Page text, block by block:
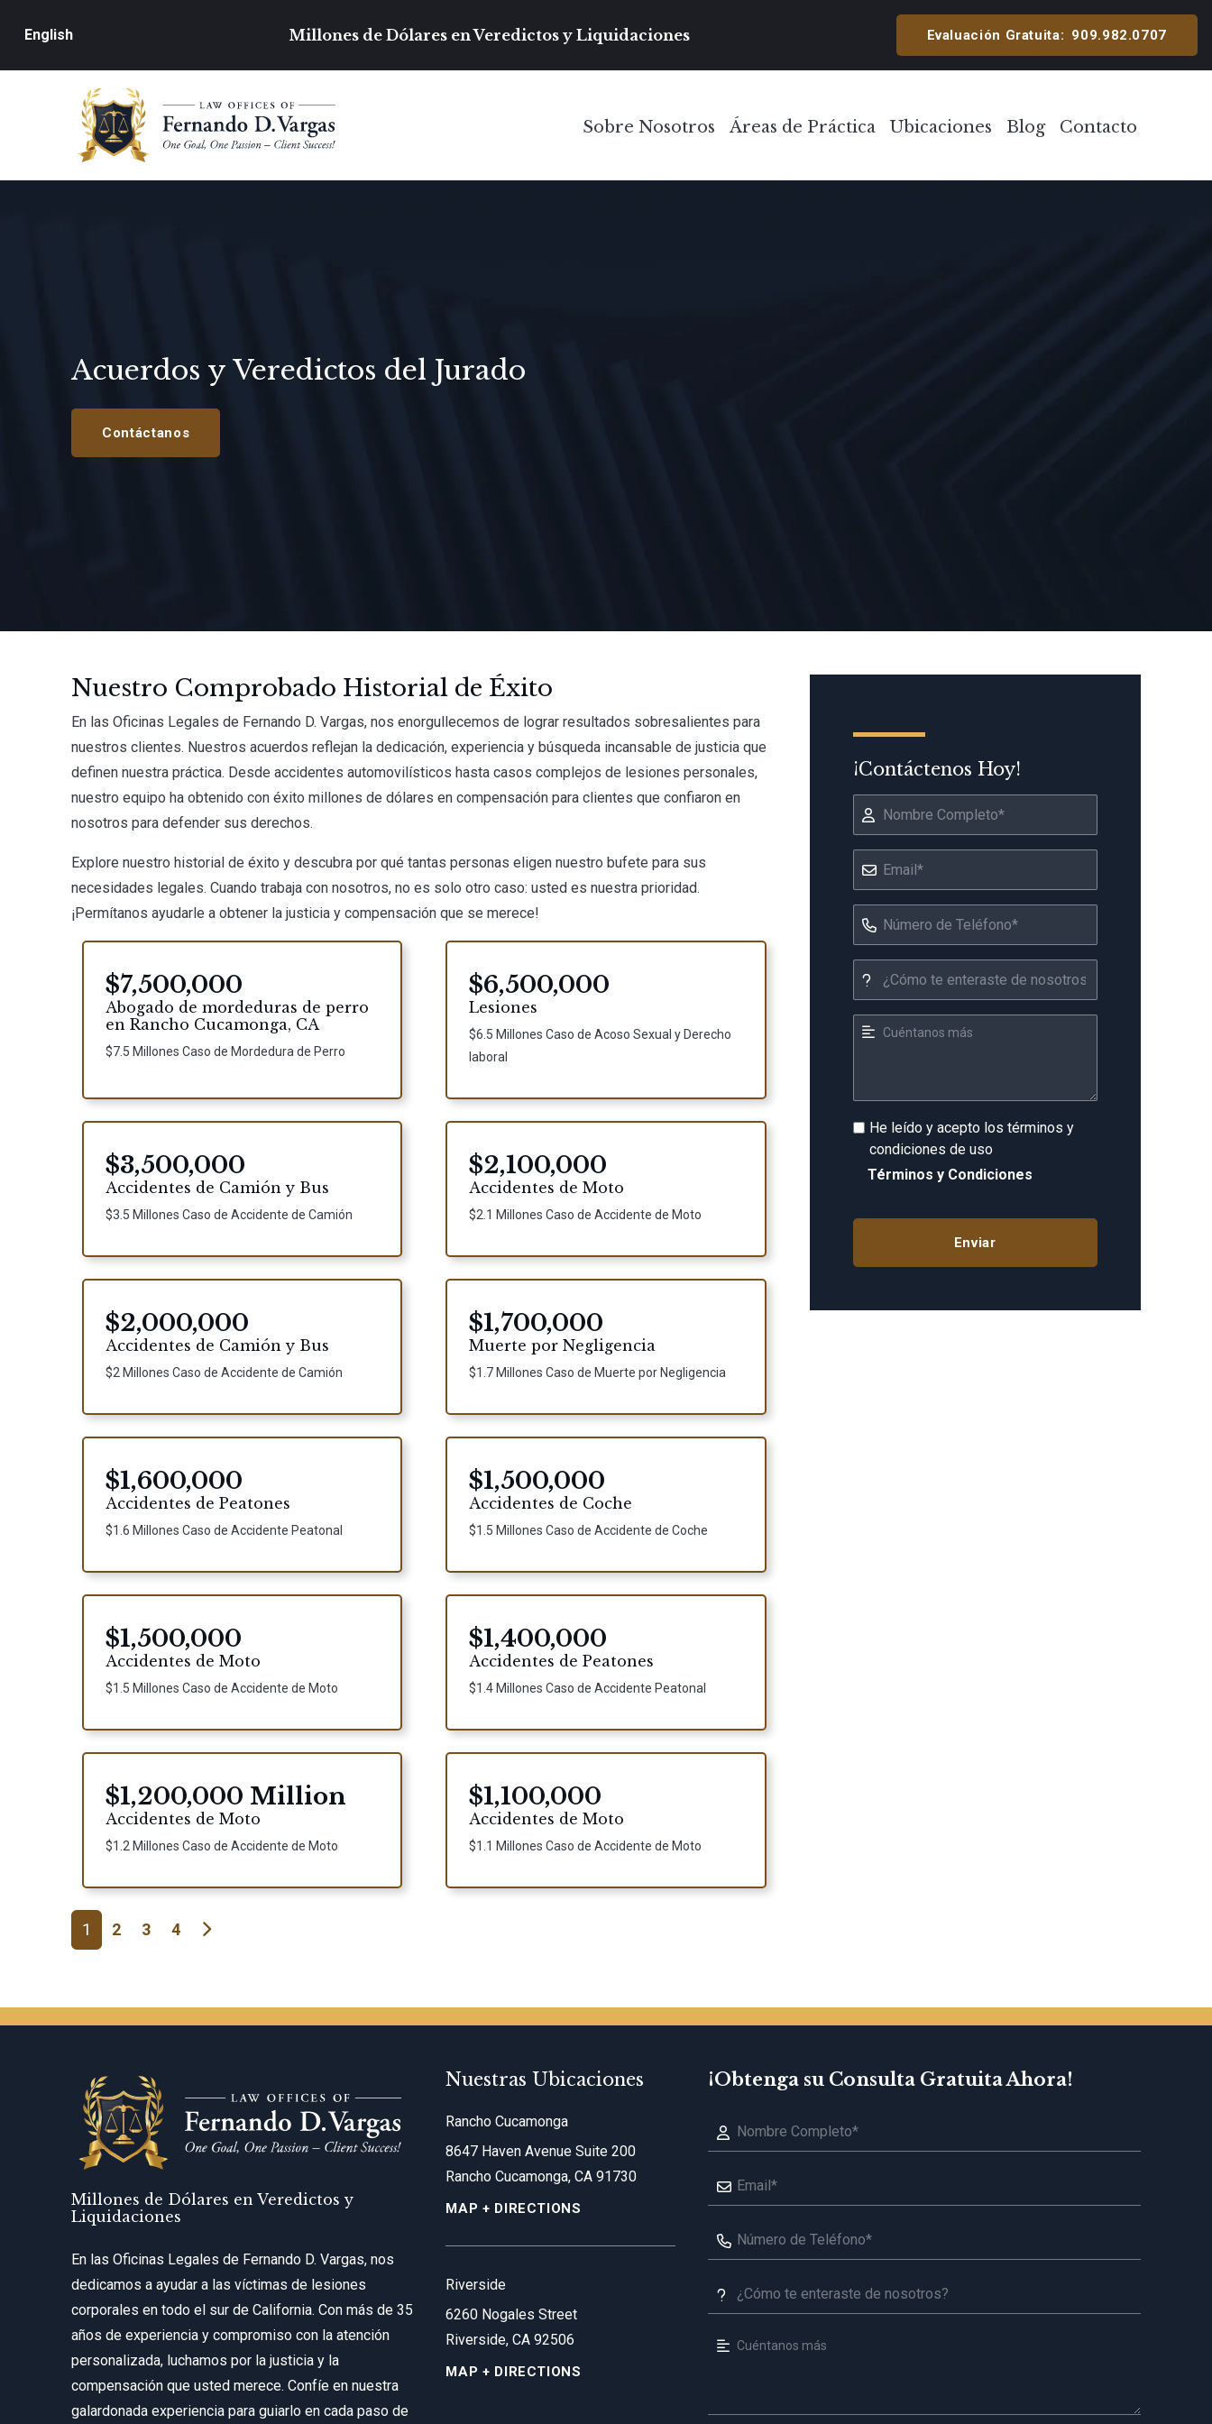
English Millones de Dólares en Veredictos y Liquidaciones Evaluación Gratuita: 909.982.0707
Sobre Nosotros Toggle Menu
Áreas de Práctica Toggle Menu
Ubicaciones Toggle Menu
Blog Contacto
Acuerdos y Veredictos del Jurado
Contáctanos
Nuestro Comprobado Historial de Éxito
En las Oficinas Legales de Fernando D. Vargas, nos enorgullecemos de lograr resultados sobresalientes para
nuestros clientes. Nuestros acuerdos reflejan la dedicación, experiencia y búsqueda incansable de justicia que
definen nuestra práctica. Desde accidentes automovilísticos hasta casos complejos de lesiones personales,
nuestro equipo ha obtenido con éxito millones de dólares en compensación para clientes que confiaron en
nosotros para defender sus derechos.
Explore nuestro historial de éxito y descubra por qué tantas personas eligen nuestro bufete para sus
necesidades legales. Cuando trabaja con nosotros, no es solo otro caso: usted es nuestra prioridad.
¡Permítanos ayudarle a obtener la justicia y compensación que se merece!
$7,500,000
Abogado de mordeduras de perro
en Rancho Cucamonga, CA
$7.5 Millones Caso de Mordedura de Perro
$6,500,000
Lesiones
$6.5 Millones Caso de Acoso Sexual y Derecho
laboral
$3,500,000
Accidentes de Camión y Bus
$3.5 Millones Caso de Accidente de Camión
$2,100,000
Accidentes de Moto
$2.1 Millones Caso de Accidente de Moto
$2,000,000
Accidentes de Camión y Bus
$2 Millones Caso de Accidente de Camión
$1,700,000
Muerte por Negligencia
$1.7 Millones Caso de Muerte por Negligencia
$1,600,000
Accidentes de Peatones
$1.6 Millones Caso de Accidente Peatonal
$1,500,000
Accidentes de Coche
$1.5 Millones Caso de Accidente de Coche
$1,500,000
Accidentes de Moto
$1.5 Millones Caso de Accidente de Moto
$1,400,000
Accidentes de Peatones
$1.4 Millones Caso de Accidente Peatonal
$1,200,000 Million
Accidentes de Moto
$1.2 Millones Caso de Accidente de Moto
$1,100,000
Accidentes de Moto
$1.1 Millones Caso de Accidente de Moto
Navegación de entradas
1 2 3 4
¡Contáctenos Hoy!
He leído y acepto los términos y
condiciones de uso
Términos y Condiciones
Millones de Dólares en Veredictos y
Liquidaciones
En las Oficinas Legales de Fernando D. Vargas, nos
dedicamos a ayudar a las víctimas de lesiones
corporales en todo el sur de California. Con más de 35
años de experiencia y compromiso con la atención
personalizada, luchamos por la justicia y la
compensación que usted merece. Confíe en nuestra
galardonada experiencia para guiarlo en cada paso de
Nuestras Ubicaciones
Rancho Cucamonga
8647 Haven Avenue Suite 200
Rancho Cucamonga, CA 91730
MAP + DIRECTIONS
Riverside
6260 Nogales Street
Riverside, CA 92506
MAP + DIRECTIONS
¡Obtenga su Consulta Gratuita Ahora!